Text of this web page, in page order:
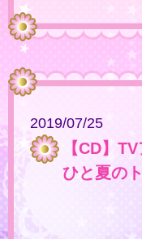
2019/07/25
【CD】
ひと夏の